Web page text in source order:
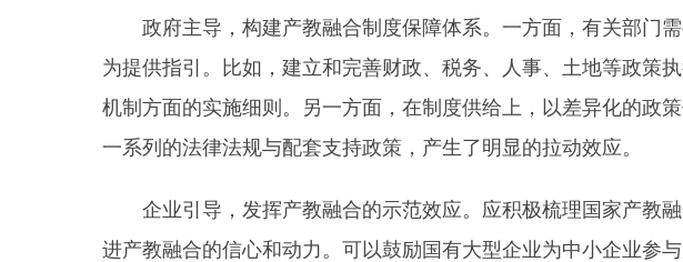
政府主导，构建产教融合制度保障体系。一方面，有关部门需
为提供指引。比如，建立和完善财政、税务、人事、土地等政策
机制方面的实施细则。另一方面，在制度供给上，以差异化的政
一系列的法律法规与配套支持政策，产生了明显的拉动效应。
企业引导，发挥产教融合的示范效应。应积极梳理国家产教融
进产教融合的信心和动力。可以鼓励国有大型企业为中小企业参